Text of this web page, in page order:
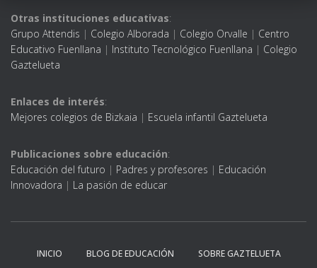
Otras instituciones educativas:
Grupo Attendis | Colegio Alborada | Colegio Orvalle | Centro
Educativo Fuenllana | Instituto Tecnológico Fuenllana | Colegio
Gaztelueta
Enlaces de interés:
Mejores colegios de Bizkaia | Escuela infantil Gaztelueta
Publicaciones sobre educación:
Educación del futuro | Padres y profesores | Educación
Innovadora | La pasión de educar
INICIO BLOG DE EDUCACIÓN SOBRE GAZTELUETA